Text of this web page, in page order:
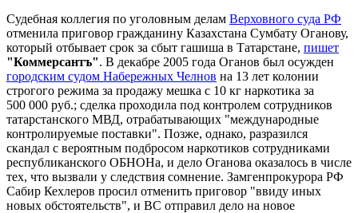
Судебная коллегия по уголовным делам Верховного суда РФ
отменила приговор гражданину Казахстана Сумбату Оганову,
который отбывает срок за сбыт гашиша в Татарстане, пишет
"Коммерсантъ". В декабре 2005 года Оганов был осужден
городским судом Набережных Челнов на 13 лет колонии
строгого режима за продажу мешка с 10 кг наркотика за
500 000 руб.; сделка проходила под контролем сотрудников
татарстанского МВД, отрабатывающих "международные
контролируемые поставки". Позже, однако, разразился
скандал с вероятным подбросом наркотиков сотрудниками
республиканского ОБНОНа, и дело Оганова оказалось в числе
тех, что вызвали у следствия сомнение. Замгенпрокурора РФ
Сабир Кехлеров просил отменить приговор "ввиду иных
новых обстоятельств", и ВС отправил дело на новое